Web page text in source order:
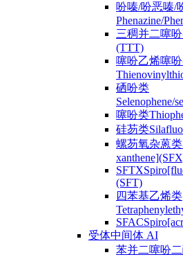
吩嗪/吩恶嗪/
Phenazine/
三稠并二噻吩
(TTT)
噻吩乙烯噻
硒吩类
Selenophene/
噻吩类
硅芴类
螺芴氧杂蒽类
(SFT)
四苯基乙烯类
受体中间体 AI
苯并二噻吩二